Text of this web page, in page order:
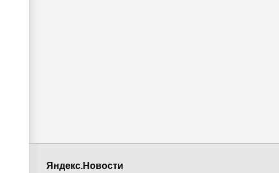
Яндекс.Новости